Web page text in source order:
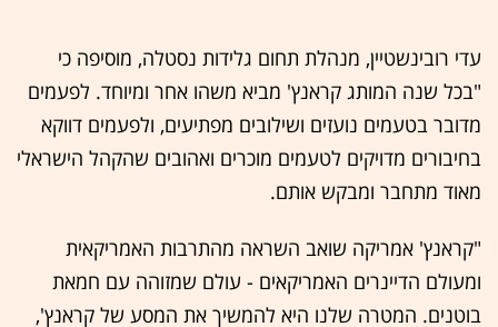
עדי רובינשטיין, מנהלת תחום גלידות נסטלה, מוסיפה כי
"בכל שנה המותג קראנץ' מביא משהו אחר ומיוחד. לפעמים
מדובר בטעמים נועזים ושילובים מפתיעים, ולפעמים דווקא
בחיבורים מדויקים לטעמים מוכרים ואהובים שהקהל הישראלי
מאוד מתחבר ומבקש אותם.
"קראנץ' אמריקה שואב השראה מהתרבות האמריקאית
ומעולם הדיינרים האמריקאים - עולם שמזוהה עם חמאת
בוטנים. המטרה שלנו היא להמשיך את המסע של קראנץ',